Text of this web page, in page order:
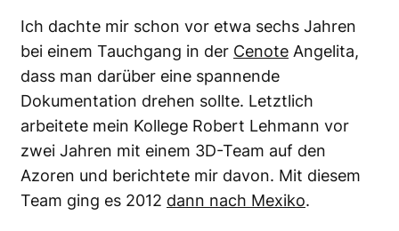
Ich dachte mir schon vor etwa sechs Jahren
bei einem Tauchgang in der Cenote Angelita,
dass man darüber eine spannende
Dokumentation drehen sollte. Letztlich
arbeitete mein Kollege Robert Lehmann vor
zwei Jahren mit einem 3D-Team auf den
Azoren und berichtete mir davon. Mit diesem
Team ging es 2012 dann nach Mexiko.